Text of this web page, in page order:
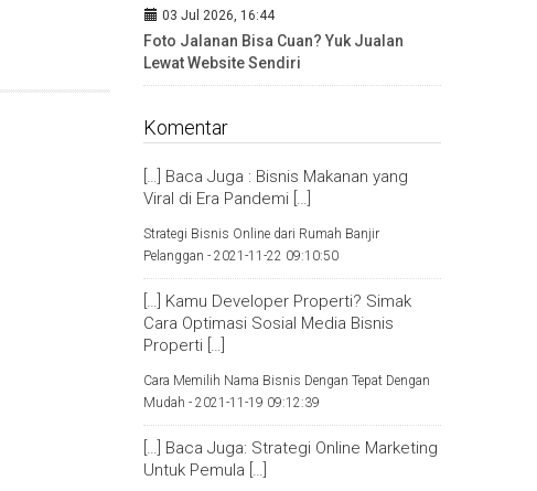
03 Jul 2026, 16:44
Foto Jalanan Bisa Cuan? Yuk Jualan
Lewat Website Sendiri
Komentar
[…] Baca Juga : Bisnis Makanan yang
Viral di Era Pandemi […]
Strategi Bisnis Online dari Rumah Banjir
Pelanggan - 2021-11-22 09:10:50
[…] Kamu Developer Properti? Simak
Cara Optimasi Sosial Media Bisnis
Properti […]
Cara Memilih Nama Bisnis Dengan Tepat Dengan
Mudah - 2021-11-19 09:12:39
[…] Baca Juga: Strategi Online Marketing
Untuk Pemula […]